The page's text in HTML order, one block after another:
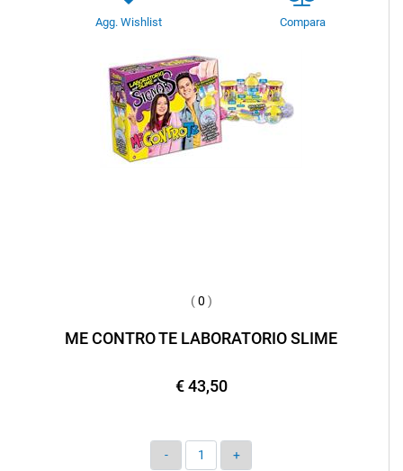
Agg. Wishlist Compara
(0 )
ME CONTRO TE LABORATORIO SLIME
€ 43,50
Quantità